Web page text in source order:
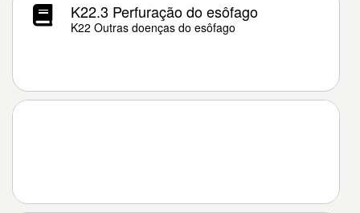
K22.3 Perfuração do esôfago
K22 Outras doenças do esôfago